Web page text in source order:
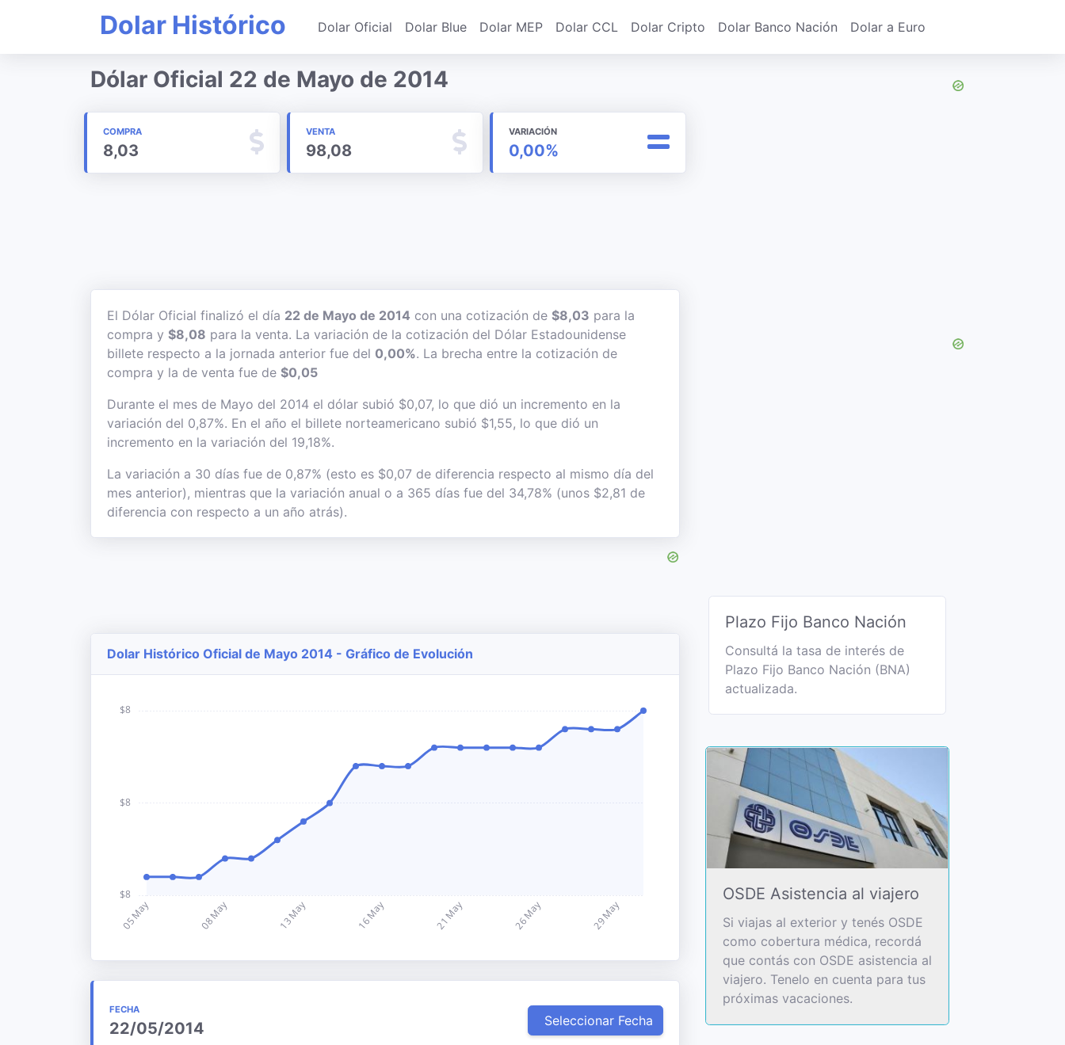
Dolar Histórico Dolar Oficial Dolar Blue Dolar MEP Dolar CCL Dolar Cripto Dolar Banco Nación Dolar a Euro
Dólar Oficial 22 de Mayo de 2014
COMPRA
8,03
VENTA
98,08
VARIACIÓN
0,00%
El Dólar Oficial finalizó el día 22 de Mayo de 2014 con una cotización de $8,03 para la
compra y $8,08 para la venta. La variación de la cotización del Dólar Estadounidense
billete respecto a la jornada anterior fue del 0,00%. La brecha entre la cotización de
compra y la de venta fue de $0,05
Durante el mes de Mayo del 2014 el dólar subió $0,07, lo que dió un incremento en la
variación del 0,87%. En el año el billete norteamericano subió $1,55, lo que dió un
incremento en la variación del 19,18%.
La variación a 30 días fue de 0,87% (esto es $0,07 de diferencia respecto al mismo día del
mes anterior), mientras que la variación anual o a 365 días fue del 34,78% (unos $2,81 de
diferencia con respecto a un año atrás).
Dolar Histórico Oficial de Mayo 2014 - Gráfico de Evolución
FECHA
22/05/2014 Seleccionar Fecha
Plazo Fijo Banco Nación
Consultá la tasa de interés de
Plazo Fijo Banco Nación (BNA)
actualizada.
OSDE Asistencia al viajero
Si viajas al exterior y tenés OSDE
como cobertura médica, recordá
que contás con OSDE asistencia al
viajero. Tenelo en cuenta para tus
próximas vacaciones.